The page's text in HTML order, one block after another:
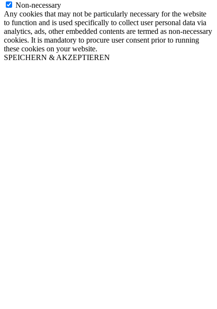
Non-necessary
Any cookies that may not be particularly necessary for the website
to function and is used specifically to collect user personal data via
analytics, ads, other embedded contents are termed as non-necessary
cookies. It is mandatory to procure user consent prior to running
these cookies on your website.
SPEICHERN & AKZEPTIEREN